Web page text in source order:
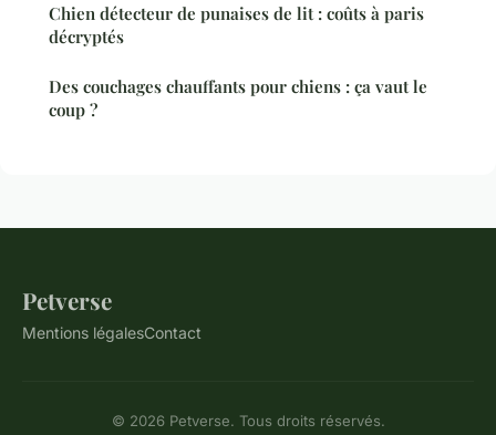
Chien détecteur de punaises de lit : coûts à paris
décryptés
Des couchages chauffants pour chiens : ça vaut le
coup ?
Petverse
Mentions légalesContact
© 2026 Petverse. Tous droits réservés.